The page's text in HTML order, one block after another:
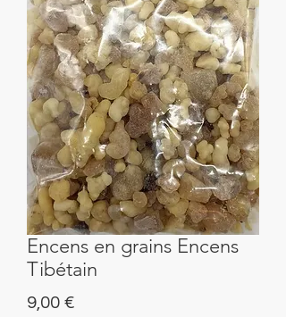
Encens en grains Encens
Tibétain
9,00 €Preis